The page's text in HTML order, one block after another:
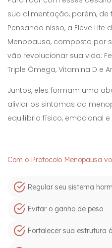
sua alimentação, porém, de
Pensando nisso, a Eleve
Menopausa, composto por
vão revolucionar sua vida:
Triple Ômega, Vitamina D e
Juntos, eles formam uma
aliviar os sintomas da
equilíbrio físico, emocional
Com o Protocolo Menopausa
Regular seu sistema
Evitar o ganho de peso
Fortalecer sua estrutura